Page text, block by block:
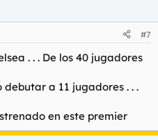
#7
. . . De los 40 jugadores
a 11 jugadores . . .
en este premier